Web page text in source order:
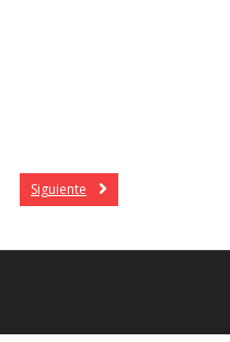
Siguiente